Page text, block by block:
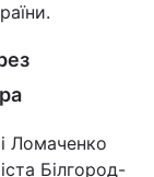
Ломаченко
Білгород-